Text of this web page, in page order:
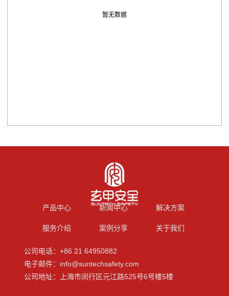
暂无数据
产品中心 新闻中心 解决方案
服务介绍 案例分享 关于我们
公司电话：+86 21 64950882
电子邮件：info@suntechsafety.com
公司地址：上海市闵行区元江路525号6号楼5楼